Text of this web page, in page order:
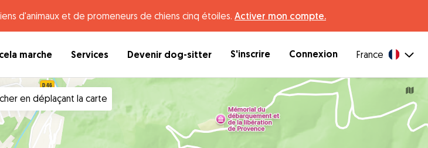
d'animaux et de promeneurs de chiens cinq étoiles. Activer mon compte.
marche Services Devenir dog-sitter S'inscrire Connexion France
en déplaçant la carte